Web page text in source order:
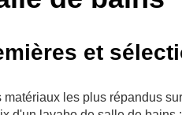
et
matériaux les plus répandus